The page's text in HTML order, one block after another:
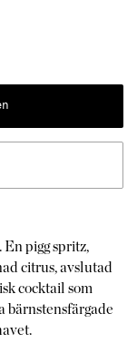
pigg spritz,
citrus, avslutad
cocktail som
bärnstensfärgade